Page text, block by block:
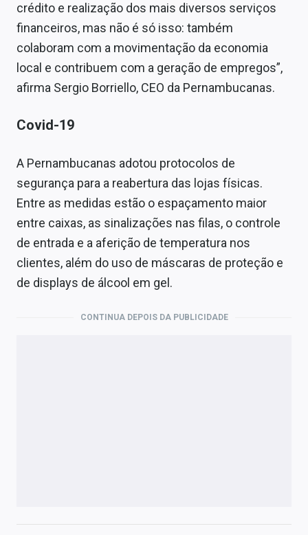
crédito e realização dos mais diversos serviços
financeiros, mas não é só isso: também
colaboram com a movimentação da economia
local e contribuem com a geração de empregos”,
afirma Sergio Borriello, CEO da Pernambucanas.
Covid-19
A Pernambucanas adotou protocolos de
segurança para a reabertura das lojas físicas.
Entre as medidas estão o espaçamento maior
entre caixas, as sinalizações nas filas, o controle
de entrada e a aferição de temperatura nos
clientes, além do uso de máscaras de proteção e
de displays de álcool em gel.
CONTINUA DEPOIS DA PUBLICIDADE